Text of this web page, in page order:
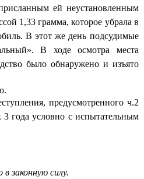
ей неустановленным
1,33 грамма, которое убрала в
В этот же день подсудимые
В ходе осмотра места
было обнаружено и изъято
предусмотренного ч.2
года условно с испытательным
законную силу.